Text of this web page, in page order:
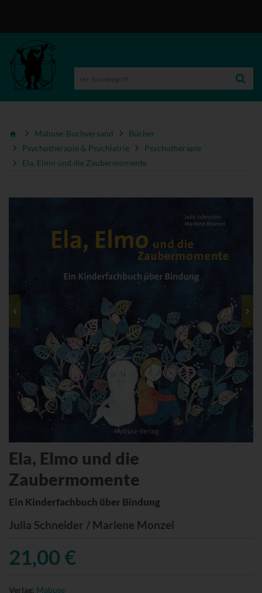
Mabuse-Buchversand
Bücher
Psychotherapie & Psychiatrie
Psychotherapie
Ela, Elmo und die Zaubermomente
Ela, Elmo und die
Zaubermomente
Ein Kinderfachbuch über Bindung
Julia Schneider / Marlene Monzel
21,00 €
Verlag: Mabuse